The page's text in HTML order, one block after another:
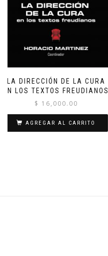
LA DIRECCIÓN DE LA CURA
EN LOS TEXTOS FREUDIANOS
$ 16,000.00
AGREGAR AL CARRITO